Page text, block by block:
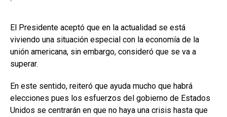
El Presidente aceptó que en la actualidad se está
viviendo una situación especial con la economía de la
unión americana, sin embargo, consideró que se va a
superar.
En este sentido, reiteró que ayuda mucho que habrá
elecciones pues los esfuerzos del gobierno de Estados
Unidos se centrarán en que no haya una crisis hasta que